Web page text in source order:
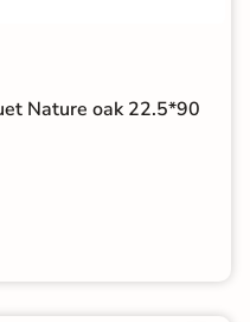
Nature oak 22.5*90